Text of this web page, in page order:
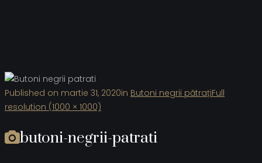
Published on martie 31, 2020in Butoni negrii pătrațiFull
resolution (1000 × 1000)
butoni-negrii-patrati